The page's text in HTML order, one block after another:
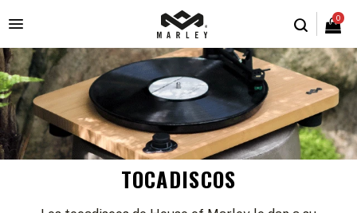
0

TOCADISCOS